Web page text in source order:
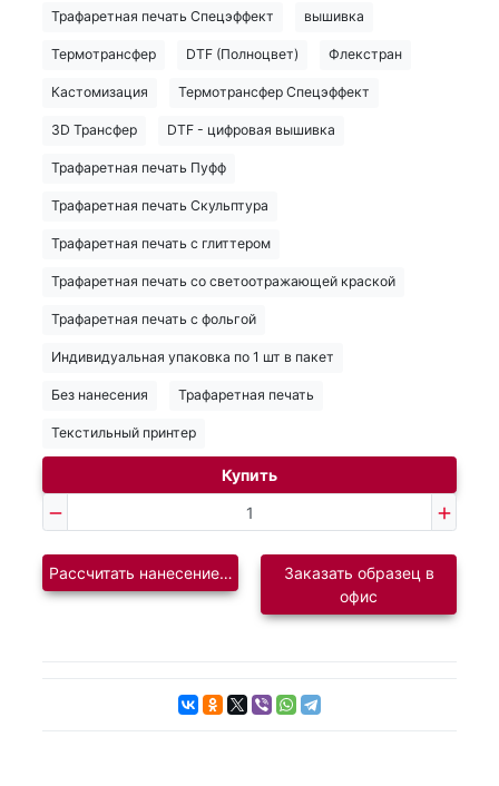
Трафаретная печать Спецэффект вышивка
Термотрансфер DTF (Полноцвет) Флекстран
Кастомизация Термотрансфер Спецэффект
3D Трансфер DTF - цифровая вышивка
Трафаретная печать Пуфф
Трафаретная печать Скульптура
Трафаретная печать с глиттером
Трафаретная печать со светоотражающей краской
Трафаретная печать с фольгой
Индивидуальная упаковка по 1 шт в пакет
Без нанесения Трафаретная печать
Текстильный принтер
Купить
Рассчитать нанесение логотипаЗаказать образец в
офис